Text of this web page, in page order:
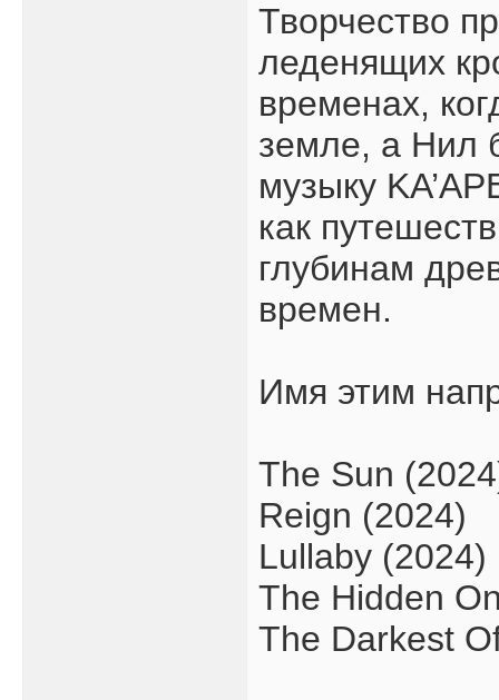
Творчество
леденящих
временах,
земле, а Нил
музыку
как
глубинам
времен.
Имя этим
The Sun
Reign (2024)
Lullaby (2024)
The Hidden
The Darkest